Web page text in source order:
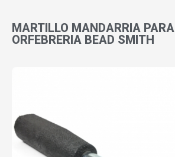
MARTILLO MANDARRIA PARA
ORFEBRERIA BEAD SMITH